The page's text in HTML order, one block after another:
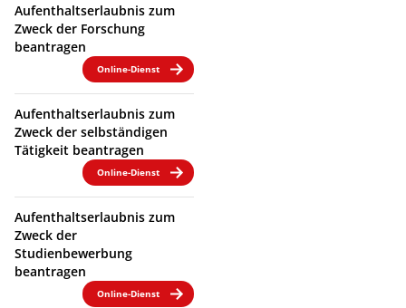
Aufenthaltserlaubnis zum
Zweck der Forschung
beantragen
Online-Dienst
Aufenthaltserlaubnis zum
Zweck der selbständigen
Tätigkeit beantragen
Online-Dienst
Aufenthaltserlaubnis zum
Zweck der
Studienbewerbung
beantragen
Online-Dienst